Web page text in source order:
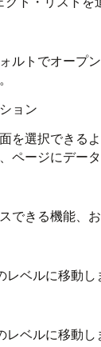
ルトでオープ
ョン
を選択できる
ページにデータ
できる機能、
ベルに移動し
ベルに移動し